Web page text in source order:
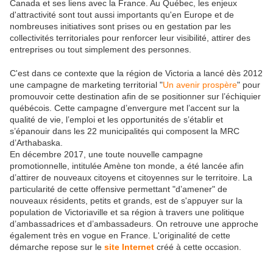
Canada et ses liens avec la France. Au Québec, les enjeux
d'attractivité sont tout aussi importants qu'en Europe et de
nombreuses initiatives sont prises ou en gestation par les
collectivités territoriales pour renforcer leur visibilité, attirer des
entreprises ou tout simplement des personnes.
C'est dans ce contexte que la région de Victoria a lancé dès 2012
une campagne de marketing territorial "Un avenir prospère" pour
promouvoir cette destination afin de se positionner sur l’échiquier
québécois. Cette campagne d’envergure met l’accent sur la
qualité de vie, l’emploi et les opportunités de s’établir et
s’épanouir dans les 22 municipalités qui composent la MRC
d’Arthabaska.
En décembre 2017, une toute nouvelle campagne
promotionnelle, intitulée Amène ton monde, a été lancée afin
d’attirer de nouveaux citoyens et citoyennes sur le territoire. La
particularité de cette offensive permettant "d’amener" de
nouveaux résidents, petits et grands, est de s'appuyer sur la
population de Victoriaville et sa région à travers une politique
d’ambassadrices et d’ambassadeurs. On retrouve une approche
également très en vogue en France. L'originalité de cette
démarche repose sur le site Internet créé à cette occasion.